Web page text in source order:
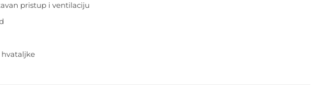
pristup i ventilaciju